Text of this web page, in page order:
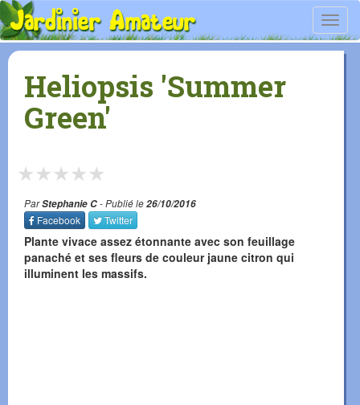
Heliopsis 'Summer
Green'
★
★
★
★
★
ParStephanie C- Publié le26/10/2016
Facebook
Twitter
Plante vivace assez étonnante avec son feuillage
panaché et ses fleurs de couleur jaune citron qui
illuminent les massifs.